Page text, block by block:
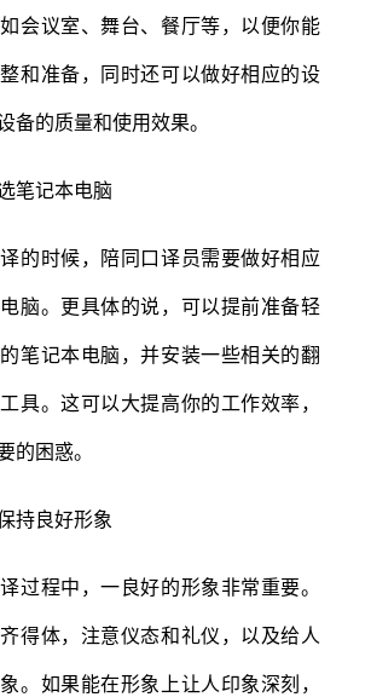
会议室、舞台、餐厅等，以便你能
和准备，同时还可以做好相应的设
备的质量和使用效果。
记本电脑
时候，陪同口译员需要做好相应
脑。更具体的说，可以提前准备轻
笔记本电脑，并安装一些相关的翻
具。这可以大提高你的工作效率，
的困惑。
良好形象
程中，一良好的形象非常重要。
得体，注意仪态和礼仪，以及给人
。如果能在形象上让人印象深刻，